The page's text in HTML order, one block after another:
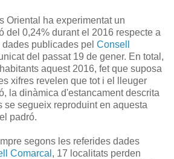
Oriental ha experimentat un
del 0,24% durant el 2016 respecte a
publicades pel Consell
del passat 19 de gener. En total,
aquest 2016, fet que suposa
xifres revelen que tot i el lleuger
la dinàmica d'estancament descrita
se segueix reproduint en aquesta
padró.
segons les referides dades
Comarcal , 17 localitats perden